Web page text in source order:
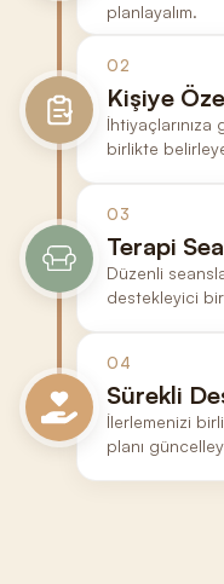
planlayalım.
02
Kişiye
birlikte
03
Terapi
Düzenli
destekleyici
04
Sürekli
İlerlemenizi
planı